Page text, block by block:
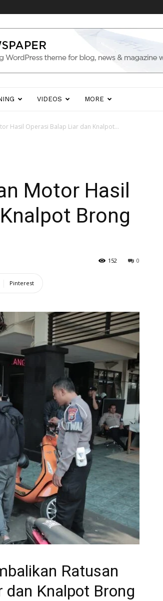
VIDEOS MORE
Hasil Operasi Balap Liar dan Knalpot...
Motor Hasil
Brong
0
152
Pinterest
Ratusan
dan Knalpot Brong